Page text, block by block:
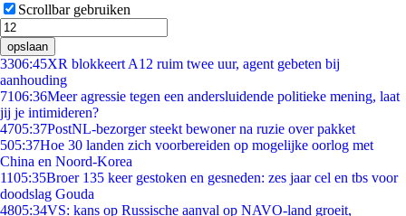
Scrollbar gebruiken
opslaan
3306:45XR blokkeert A12 ruim twee uur, agent gebeten bij
aanhouding
7106:36Meer agressie tegen een andersluidende politieke mening, laat
jij je intimideren?
4705:37PostNL-bezorger steekt bewoner na ruzie over pakket
505:37Hoe 30 landen zich voorbereiden op mogelijke oorlog met
China en Noord-Korea
1105:35Broer 135 keer gestoken en gesneden: zes jaar cel en tbs voor
doodslag Gouda
4805:34VS: kans op Russische aanval op NAVO-land groeit,